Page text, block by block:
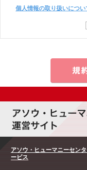
個人情報の取り扱いについ
アソウ・ヒューマニーセン
ービス